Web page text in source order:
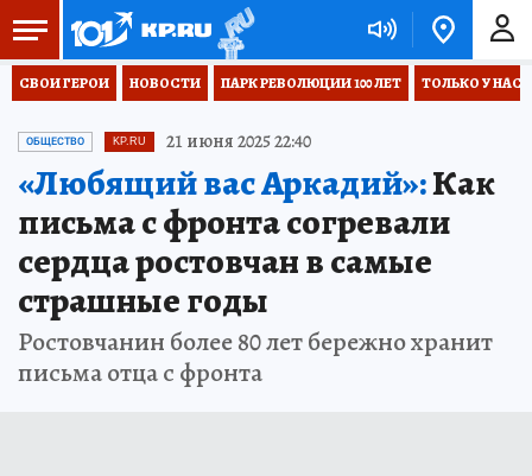
СВОИ ГЕРОИ НОВОСТИ ПАРК РЕВОЛЮЦИИ 100 ЛЕТ ТОЛЬКО У НАС
ОБЩЕСТВО KP.RU 21 июня 2025 22:40
«Любящий вас Аркадий»:Как
письма с фронта согревали
сердца ростовчан в самые
страшные годы
Ростовчанин более 80 лет бережно хранит
письма отца с фронта